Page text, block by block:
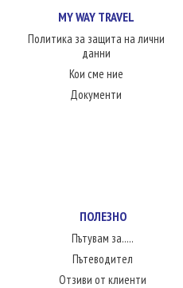
MY WAY TRAVEL
Политика за защита на лични
данни
Кои сме ние
Документи
ПОЛЕЗНО
Пътувам за.....
Пътеводител
Отзиви от клиенти